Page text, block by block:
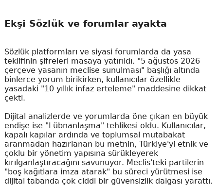
Ekşi Sözlük ve forumlar ayakta
Sözlük platformları ve siyasi forumlarda da yasa
teklifinin şifreleri masaya yatırıldı. "5 ağustos 2026
çerçeve yasanın meclise sunulması" başlığı altında
binlerce yorum birikirken, kullanıcılar özellikle
yasadaki "10 yıllık infaz erteleme" maddesine dikkat
çekti.
Dijital analizlerde ve yorumlarda öne çıkan en büyük
endişe ise "Lübnanlaşma" tehlikesi oldu. Kullanıcılar,
kapalı kapılar ardında ve toplumsal mutabakat
aranmadan hazırlanan bu metnin, Türkiye'yi etnik ve
çoklu bir yönetim yapısına sürükleyerek
kırılganlaştıracağını savunuyor. Meclis'teki partilerin
"boş kağıtlara imza atarak" bu süreci yürütmesi ise
dijital tabanda çok ciddi bir güvensizlik dalgası yarattı.